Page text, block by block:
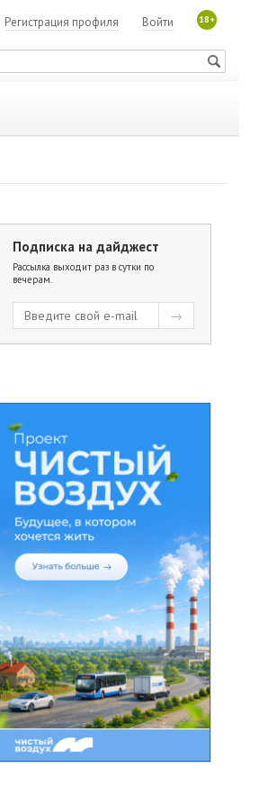
18+
Войти
Регистрация профиля
Подписка на дайджест
Рассылка выходит раз в сутки по
вечерам.